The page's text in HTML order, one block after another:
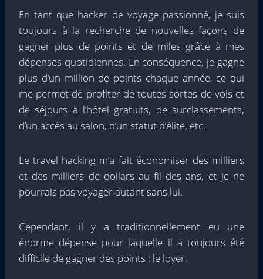
En tant que hacker de voyage passionné, je suis
toujours à la recherche de nouvelles façons de
gagner plus de points et de miles grâce à mes
dépenses quotidiennes. En conséquence, je gagne
plus d’un million de points chaque année, ce qui
me permet de profiter de toutes sortes de vols et
de séjours à l’hôtel gratuits, de surclassements,
d’un accès au salon, d’un statut d’élite, etc.
Le travel hacking m’a fait économiser des milliers
et des milliers de dollars au fil des ans, et je ne
pourrais pas voyager autant sans lui.
Cependant, il y a traditionnellement eu une
énorme dépense pour laquelle il a toujours été
difficile de gagner des points : le loyer.